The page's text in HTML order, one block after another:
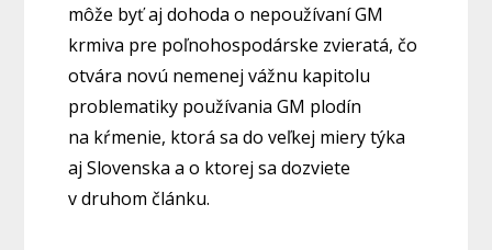
môže byť aj dohoda o nepoužívaní GM
krmiva pre poľnohospodárske zvieratá, čo
otvára novú nemenej vážnu kapitolu
problematiky používania GM plodín
na kŕmenie, ktorá sa do veľkej miery týka
aj Slovenska a o ktorej sa dozviete
v druhom článku.